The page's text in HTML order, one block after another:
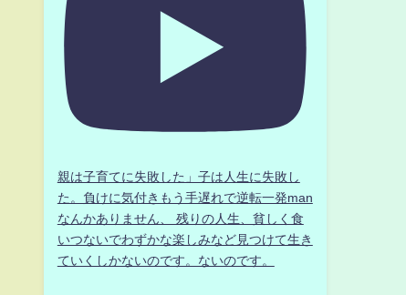
親は子育てに失敗した」子は人生に失敗し
た。負けに気付きもう手遅れで逆転一発man
なんかありません、 残りの人生、貧しく食
いつないでわずかな楽しみなど見つけて生き
ていくしかないのです。ないのです。